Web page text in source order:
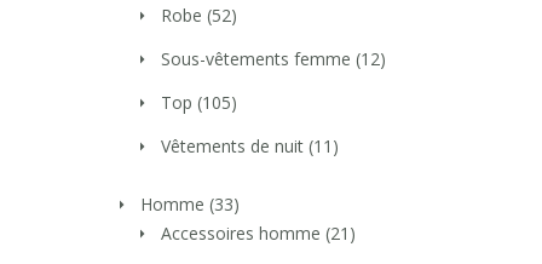
Robe (52)
Sous-vêtements femme (12)
Top (105)
Vêtements de nuit (11)
Homme (33)
Accessoires homme (21)